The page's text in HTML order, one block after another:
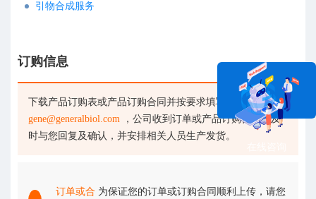
引物合成服务
订购信息
下载产品订购表或产品订购合同并按要求填写后发送至
gene@generalbiol.com ，公司收到订单或产品订购合同会及
时与您回复及确认，并安排相关人员生产发货。
订单或合 为保证您的订单或订购合同顺利上传，请您